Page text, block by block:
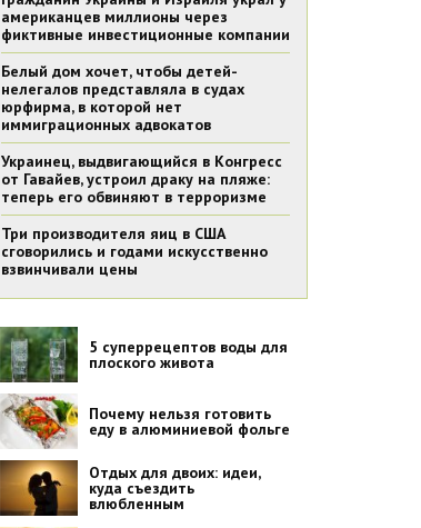
американцев миллионы через
фиктивные инвестиционные компании
Белый дом хочет, чтобы детей-
нелегалов представляла в судах
юрфирма, в которой нет
иммиграционных адвокатов
Украинец, выдвигающийся в Конгресс
от Гавайев, устроил драку на пляже:
теперь его обвиняют в терроризме
Три производителя яиц в США
сговорились и годами искусственно
взвинчивали цены
5 суперрецептов воды для
плоского живота
Почему нельзя готовить
еду в алюминиевой фольге
Отдых для двоих: идеи,
куда съездить
влюбленным